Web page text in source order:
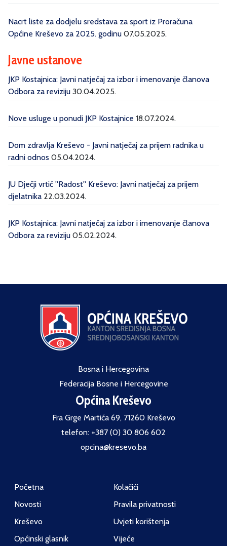
Nacrt liste za dodjelu sredstava za sport iz Proračuna
Općine Kreševo za 2025. godinu 07.05.2025.
Javne ustanove
JKP Kostajnica: Javni natječaj za izbor i imenovanje članova
Odbora za reviziju 30.04.2025.
Nove usluge u ponudi JKP Kostajnice 18.07.2024.
Dom zdravlja Kreševo - Javni natječaj za prijem radnika u
radni odnos 05.04.2024.
JU Dječji vrtić ''Radost'' Kreševo: Javni natječaj za prijem
djelatnika 22.03.2024.
JKP Kostajnica: Javni natječaj za izbor i imenovanje članova
Odbora za reviziju 05.02.2024.
Bosna i Hercegovina
Federacija Bosne i Hercegovine
Općina Kreševo
Fra Grge Martića 69, 71260 Kreševo
telefon: +387 (0) 30 806 602
opcina@kresevo.ba
Početna
Novosti
Kreševo
Općinski glasnik
Kolačići
Pravila privatnosti
Uvjeti korištenja
Vijeće